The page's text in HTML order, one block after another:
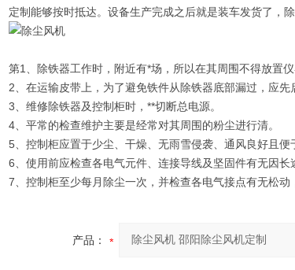
定制能够按时抵达。设备生产完成之后就是装车发货了，
第1、除铁器工作时，附近有*场，所以在其周围不得放置
2、在运输皮带上，为了避免铁件从除铁器底部漏过，应
3、维修除铁器及控制柜时，**切断总电源。
4、平常的检查维护主要是经常对其周围的粉尘进行清。
5、控制柜应置于少尘、干燥、无雨雪侵袭、通风良好且便
6、使用前应检查各电气元件、连接导线及坚固件有无因
7、控制柜至少每月除尘一次，并检查各电气接点有无松动
产品：